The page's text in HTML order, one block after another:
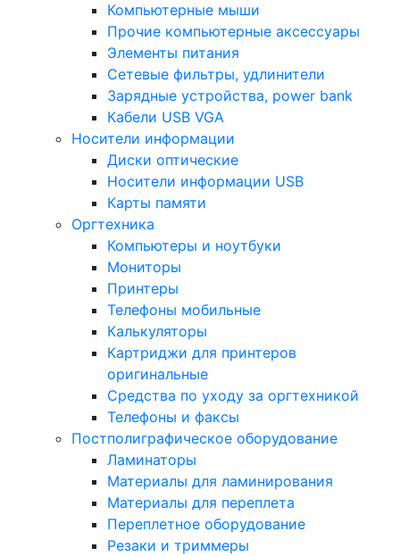
Компьютерные мыши
Прочие компьютерные аксессуары
Элементы питания
Сетевые фильтры, удлинители
Зарядные устройства, power bank
Кабели USB VGA
Носители информации
Диски оптические
Носители информации USB
Карты памяти
Оргтехника
Компьютеры и ноутбуки
Мониторы
Принтеры
Телефоны мобильные
Калькуляторы
Картриджи для принтеров
оригинальные
Средства по уходу за оргтехникой
Телефоны и факсы
Постполиграфическое оборудование
Ламинаторы
Материалы для ламинирования
Материалы для переплета
Переплетное оборудование
Резаки и триммеры